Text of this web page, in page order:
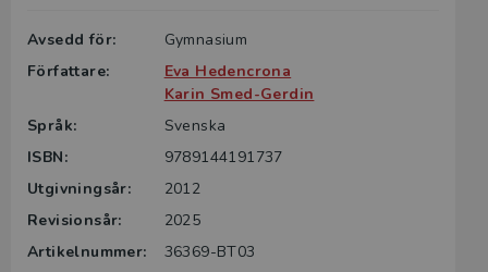
Du
eller dig
digitala
Du
eller dig
Avsedd för:
Gymnasium
Författare:
Eva Hedencrona
Karin Smed-Gerdin
Språk:
Svenska
ISBN:
9789144191737
Utgivningsår:
2012
Revisionsår:
2025
Artikelnummer:
36369-BT03